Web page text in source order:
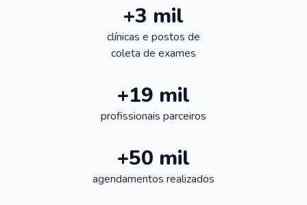
+3 mil
clínicas e postos de
coleta de exames
+19 mil
profissionais parceiros
+50 mil
agendamentos realizados